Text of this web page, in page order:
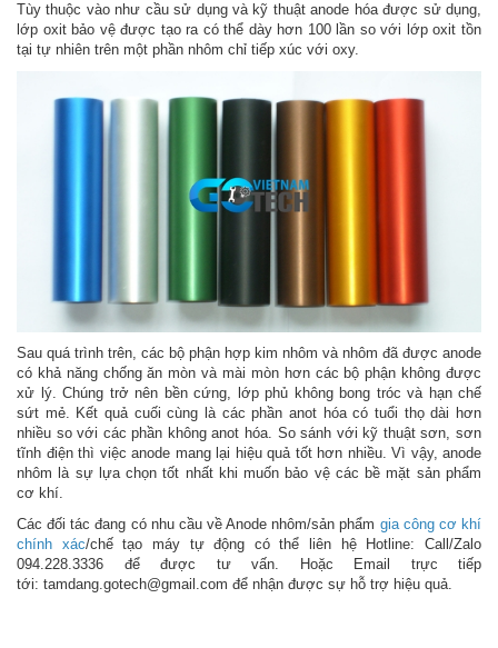
Tùy thuộc vào như cầu sử dụng và kỹ thuật anode hóa được sử dụng,
lớp oxit bảo vệ được tạo ra có thể dày hơn 100 lần so với lớp oxit tồn
tại tự nhiên trên một phần nhôm chỉ tiếp xúc với oxy.
Sau quá trình trên, các bộ phận hợp kim nhôm và nhôm đã được anode
có khả năng chống ăn mòn và mài mòn hơn các bộ phận không được
xử lý. Chúng trở nên bền cứng, lớp phủ không bong tróc và hạn chế
sứt mẻ. Kết quả cuối cùng là các phần anot hóa có tuổi thọ dài hơn
nhiều so với các phần không anot hóa. So sánh với kỹ thuật sơn, sơn
tĩnh điện thì việc anode mang lại hiệu quả tốt hơn nhiều. Vì vậy, anode
nhôm là sự lựa chọn tốt nhất khi muốn bảo vệ các bề mặt sản phẩm
cơ khí.
Các đối tác đang có nhu cầu về Anode nhôm/sản phẩm gia công cơ khí
chính xác/chế tạo máy tự động có thể liên hệ Hotline: Call/Zalo
094.228.3336 để được tư vấn. Hoặc Email trực tiếp
tới: tamdang.gotech@gmail.com để nhận được sự hỗ trợ hiệu quả.